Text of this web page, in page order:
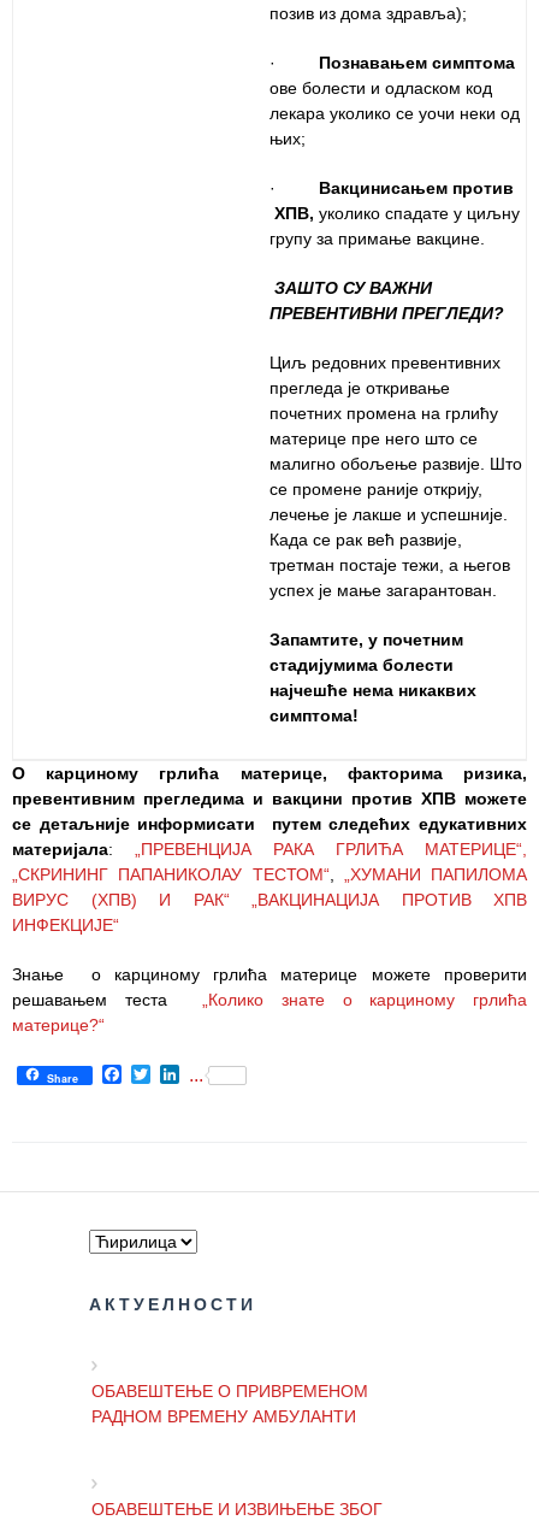
позив из дома здравља);
· Познавањем симптома
ове болести и одласком код
лекара уколико се уочи неки од
њих;
· Вакцинисањем против
ХПВ, уколико спадате у циљну
групу за примање вакцине.
ЗАШТО СУ ВАЖНИ
ПРЕВЕНТИВНИ ПРЕГЛЕДИ?
Циљ редовних превентивних
прегледа је откривање
почетних промена на грлићу
материце пре него што се
малигно обољење развије. Што
се промене раније открију,
лечење је лакше и успешније.
Када се рак већ развије,
третман постаје тежи, а његов
успех је мање загарантован.
Запамтите, у почетним
стадијумима болести
најчешће нема никаквих
симптома!
О карциному грлића материце, факторима ризика,
превентивним прегледима и вакцини против ХПВ можете
се детаљније информисати путем следећих едукативних
материјала:
„ПРЕВЕНЦИЈА РАКА ГРЛИЋА МАТЕРИЦЕ“,
„СКРИНИНГ ПАПАНИКОЛАУ ТЕСТОМ“,
„ХУМАНИ ПАПИЛОМА
ВИРУС (ХПВ) И РАК“
„ВАКЦИНАЦИЈА ПРОТИВ ХПВ
ИНФЕКЦИЈЕ“
Знање о карциному грлића материце можете проверити
решавањем теста
„Колико знате о карциному грлића
материце?“
Share Facebook
TwitterLinkedIn
...
АКТУЕЛНОСТИ
ОБАВЕШТЕЊЕ О ПРИВРЕМЕНОМ
РАДНОМ ВРЕМЕНУ АМБУЛАНТИ
ОБАВЕШТЕЊЕ И ИЗВИЊЕЊЕ ЗБОГ